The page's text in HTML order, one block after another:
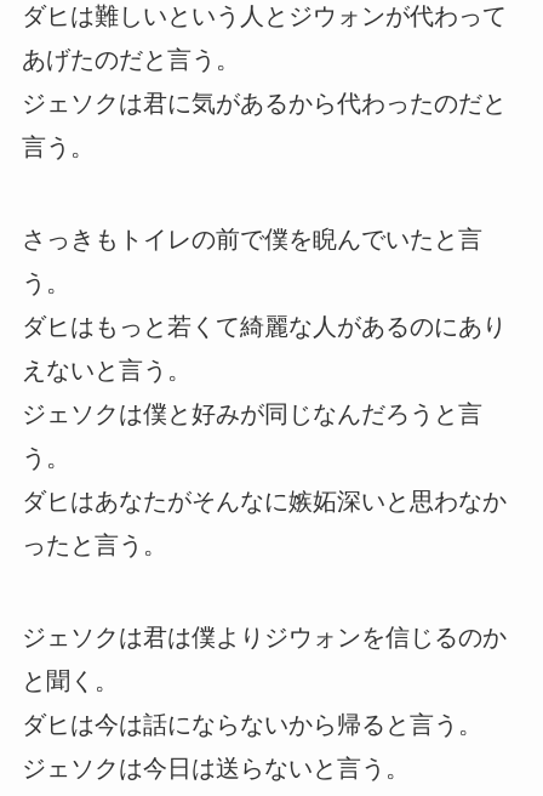
ダヒは難しいという人とジウォンが代わって
あげたのだと言う。
ジェソクは君に気があるから代わったのだと
言う。
さっきもトイレの前で僕を睨んでいたと言
う。
ダヒはもっと若くて綺麗な人があるのにあり
えないと言う。
ジェソクは僕と好みが同じなんだろうと言
う。
ダヒはあなたがそんなに嫉妬深いと思わなか
ったと言う。
ジェソクは君は僕よりジウォンを信じるのか
と聞く。
ダヒは今は話にならないから帰ると言う。
ジェソクは今日は送らないと言う。